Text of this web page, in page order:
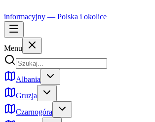
informacyjny — Polska i okolice
Menu
Albania
Gruzja
Czarnogóra